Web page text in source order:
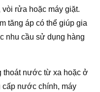
rửa hoặc máy giặt.
tăng áp có thể giúp gia
nhu cầu sử dụng hàng
thoát nước từ xa hoặc ở
nước chính, máy